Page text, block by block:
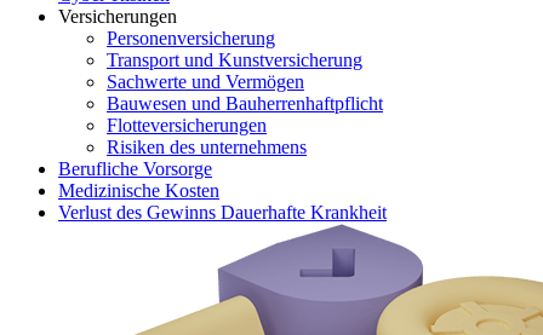
Versicherungen
Personenversicherung
Transport und Kunstversicherung
Sachwerte und Vermögen
Bauwesen und Bauherrenhaftpflicht
Flotteversicherungen
Risiken des unternehmens
Berufliche Vorsorge
Medizinische Kosten
Verlust des Gewinns Dauerhafte Krankheit